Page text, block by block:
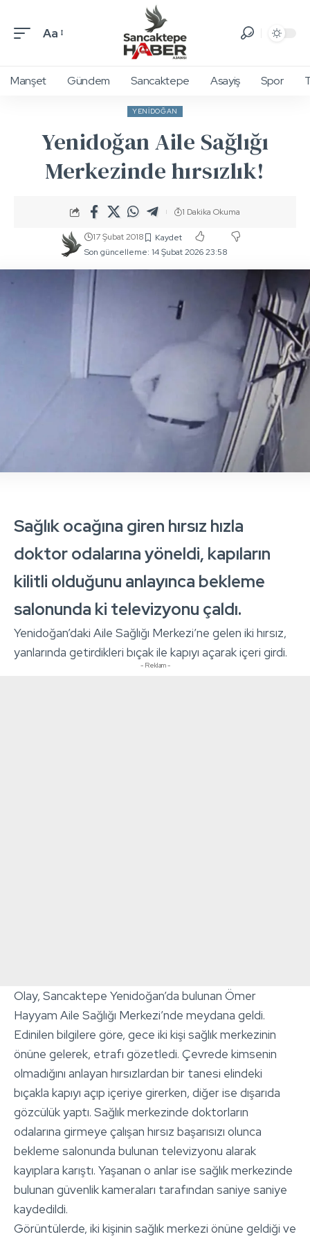
Aa
Manşet Gündem Sancaktepe Asayiş Spor
YENIDOĞAN
Yenidoğan Aile Sağlığı
Merkezinde hırsızlık!
Son güncelleme: 14 Şubat 2026 23:58
17 Şubat 2018
1 Dakika Okuma
Sağlık ocağına giren hırsız hızla
doktor odalarına yöneldi, kapıların
kilitli olduğunu anlayınca bekleme
salonunda ki televizyonu çaldı.
Yenidoğan’daki Aile Sağlığı Merkezi’ne gelen iki hırsız,
yanlarında getirdikleri bıçak ile kapıyı açarak içeri girdi.
- Reklam -
Olay, Sancaktepe Yenidoğan’da bulunan Ömer
Hayyam Aile Sağlığı Merkezi’nde meydana geldi.
Edinilen bilgilere göre, gece iki kişi sağlık merkezinin
önüne gelerek, etrafı gözetledi. Çevrede kimsenin
olmadığını anlayan hırsızlardan bir tanesi elindeki
bıçakla kapıyı açıp içeriye girerken, diğer ise dışarıda
gözcülük yaptı. Sağlık merkezinde doktorların
odalarına girmeye çalışan hırsız başarısızı olunca
bekleme salonunda bulunan televizyonu alarak
kayıplara karıştı. Yaşanan o anlar ise sağlık merkezinde
bulunan güvenlik kameraları tarafından saniye saniye
kaydedildi.
Görüntülerde, iki kişinin sağlık merkezi önüne geldiği ve